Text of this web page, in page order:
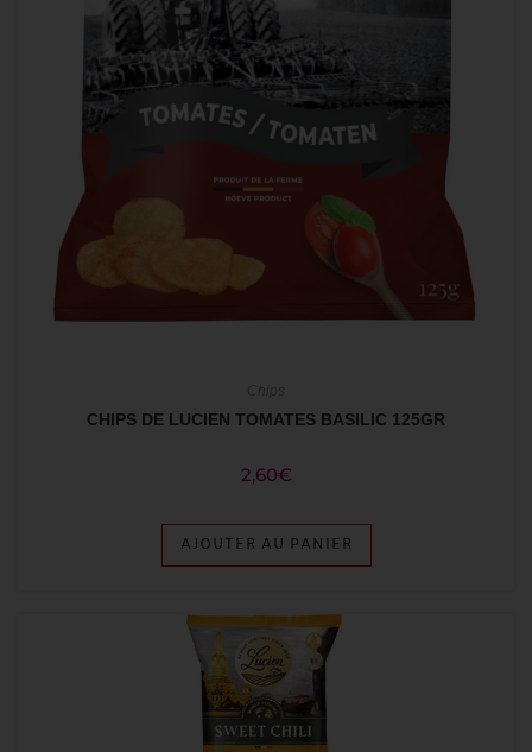
CHIPS DE LUCIEN TOMATES BASILIC 125GR
2,60€
AJOUTER AU PANIER